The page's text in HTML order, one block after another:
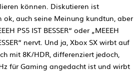
können. Diskutieren ist
ok, auch seine Meinung kundtun, aber
PS5 IST BESSER“ oder „MEEEH
nervt. Und ja, Xbox SX wirbt auf
mit 8K/HDR, differenziert jedoch,
für Gaming angedacht ist und wirbt